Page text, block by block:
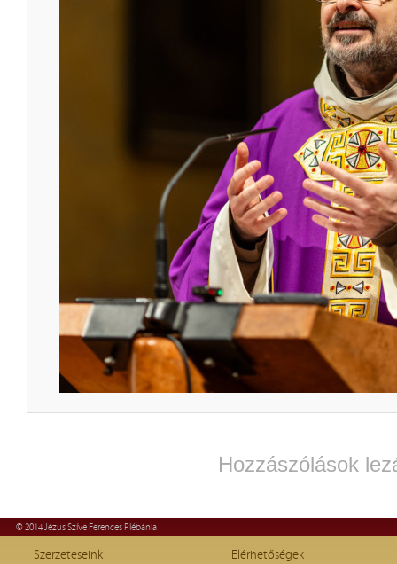
Hozzászólások
© 2014 Jézus Szíve Ferences Plébánia
Szerzeteseink
Elérhetőségek